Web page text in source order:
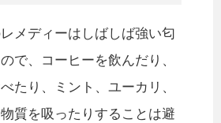
メディーはしばしば強い匂
で、コーヒーを飲んだり、
たり、ミント、ユーカリ、
質を吸ったりすることは避